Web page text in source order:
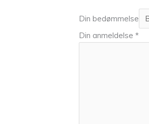
Din bedømmelse
Din anmeldelse *